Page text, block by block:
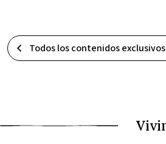
Todos los contenidos exclusivos